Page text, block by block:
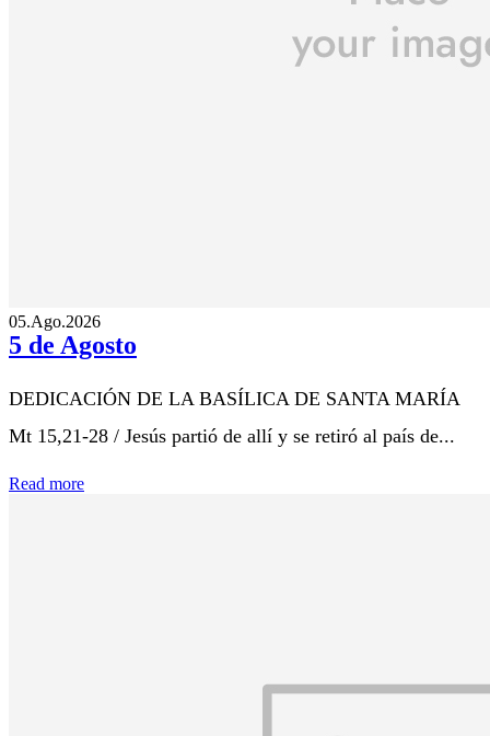
05.Ago.2026
5 de Agosto
DEDICACIÓN DE LA BASÍLICA DE SANTA MARÍA
Mt 15,21-28 / Jesús partió de allí y se retiró al país de...
Read more